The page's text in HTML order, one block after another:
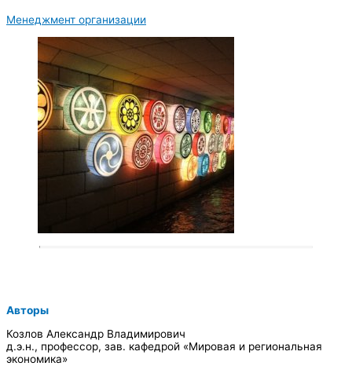
Менеджмент организации
Авторы
Козлов Александр Владимирович
д.э.н., профессор, зав. кафедрой «Мировая и региональная
экономика»